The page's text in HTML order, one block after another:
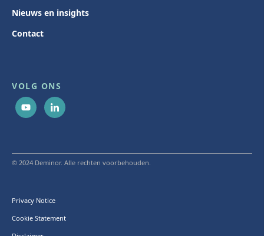
Nieuws en insights
Contact
VOLG ONS
© 2024 Deminor. Alle rechten voorbehouden.
Privacy Notice
Cookie Statement